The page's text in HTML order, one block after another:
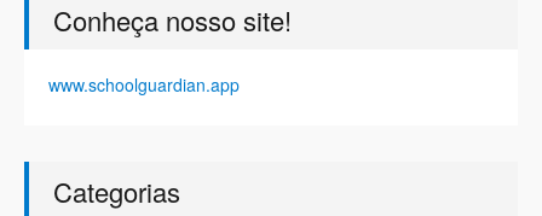
Conheça nosso site!
www.schoolguardian.app
Categorias